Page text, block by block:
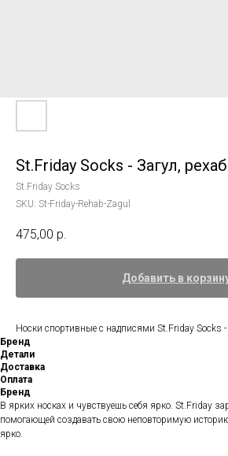
St.Friday Socks - Загул, рехаб
St.Friday Socks
SKU: St-Friday-Rehab-Zagul
475,00 р.
Добавить в
Носки спортивные с надписями St.Friday Socks -
Бренд
Детали
Доставка
Оплата
Бренд
В ярких носках и чувствуешь себя ярко. St.Friday
помогающей создавать свою неповторимую
ярко.